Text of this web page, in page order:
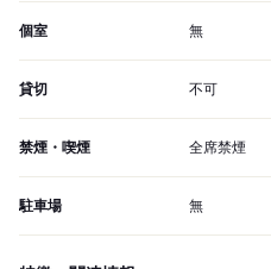
個室 無
貸切 不可
禁煙・喫煙 全席禁煙
駐車場 無